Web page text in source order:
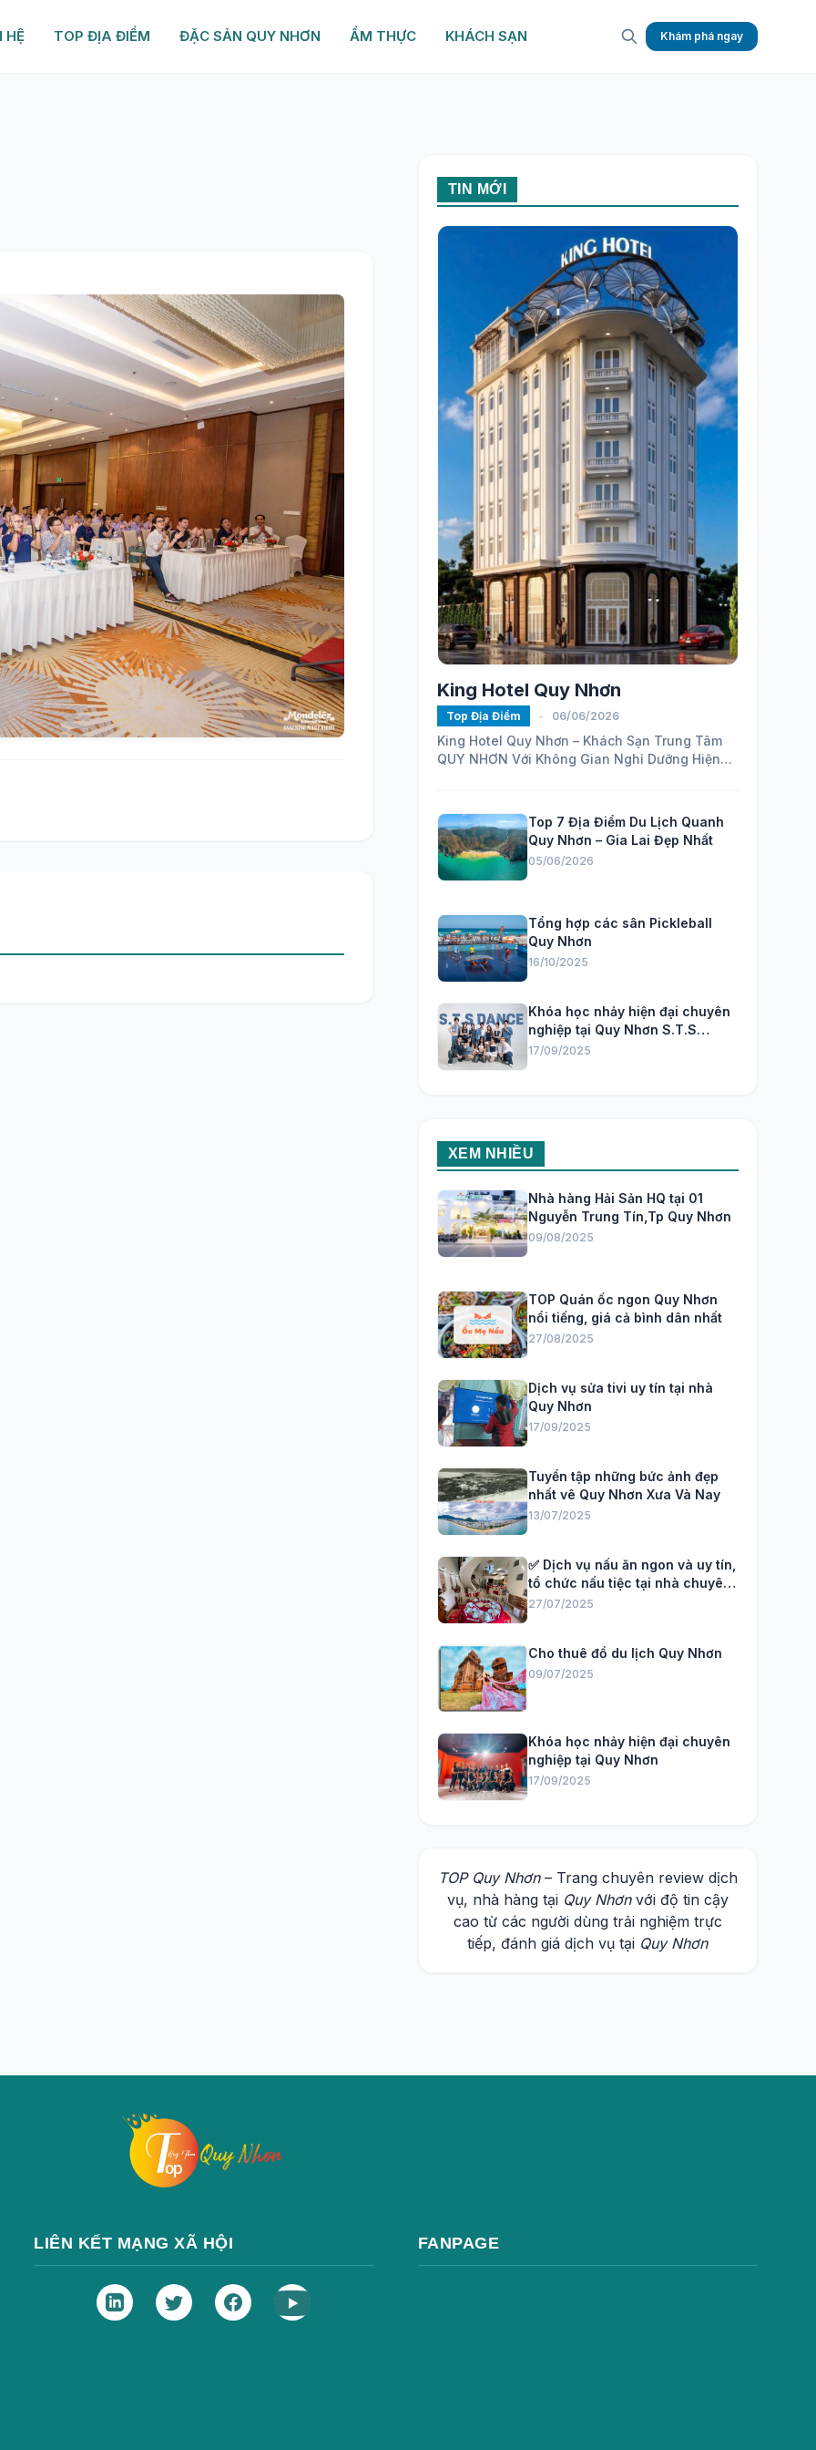
HỆ TOP ĐỊA ĐIỂM ĐẶC SẢN QUY NHƠN ẨM THỰC KHÁCH SẠN Khám phá ngay
TIN MỚI
King Hotel Quy Nhơn
Top Địa Điểm - 06/06/2026
King Hotel Quy Nhơn – Khách Sạn Trung Tâm
QUY NHƠN Với Không Gian Nghỉ Dưỡng Hiện
Top 7 Địa Điểm Du Lịch Quanh
Quy Nhơn – Gia Lai Đẹp Nhất
05/06/2026
Tổng hợp các sân Pickleball
Quy Nhơn
16/10/2025
Khóa học nhảy hiện đại chuyên
nghiệp tại Quy Nhơn S.T.S
Dance Studio
17/09/2025
XEM NHIỀU
Nhà hàng Hải Sản HQ tại 01
Nguyễn Trung Tín,Tp Quy Nhơn
09/08/2025
TOP Quán ốc ngon Quy Nhơn
nổi tiếng, giá cả bình dân nhất
27/08/2025
Dịch vụ sửa tivi uy tín tại nhà
Quy Nhơn
17/09/2025
Tuyển tập những bức ảnh đẹp
nhất vê Quy Nhơn Xưa Và Nay
13/07/2025
✅ Dịch vụ nấu ăn ngon và uy tín,
tổ chức nấu tiệc tại nhà chuyên
Nghiệp
27/07/2025
Cho thuê đồ du lịch Quy Nhơn
09/07/2025
Khóa học nhảy hiện đại chuyên
nghiệp tại Quy Nhơn
17/09/2025
TOP Quy Nhơn– Trang chuyên review dịch
vụ, nhà hàng tại Quy Nhơnvới độ tin cậy
cao từ các người dùng trải nghiệm trực
tiếp, đánh giá dịch vụ tại Quy Nhơn
LIÊN KẾT MẠNG XÃ HỘI FANPAGE